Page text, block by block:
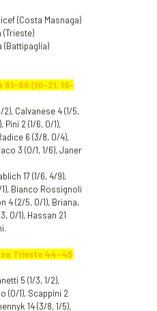
(Costa Masnaga)
(Trieste)
(Battipaglia)
61-66 (10-21, 19-
Calvanese 4 (1/5,
Pini 2 (1/6, 0/1),
6 (3/8, 0/4),
3 (0/1, 1/6), Janer
17 (1/6, 4/9),
Bianco Rossignoli
4 (2/5, 0/1), Briana,
0/1), Hassan 21
Trieste 44-45
5 (1/3, 1/2),
(0/1), Scappini 2
14 (3/8, 1/5),